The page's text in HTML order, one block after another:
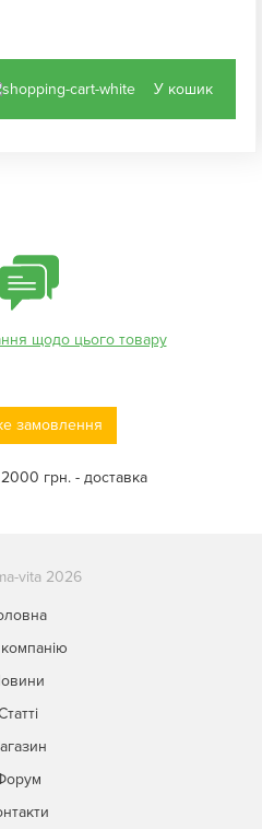
У кошик
щодо цього товару
замовлення
грн. - доставка
vita 2026